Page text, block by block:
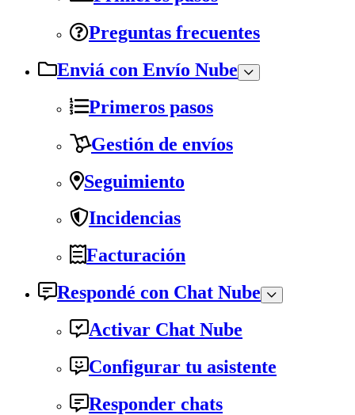
Preguntas frecuentes
Enviá con Envío Nube
Primeros pasos
Gestión de envíos
Seguimiento
Incidencias
Facturación
Respondé con Chat Nube
Activar Chat Nube
Configurar tu asistente
Responder chats